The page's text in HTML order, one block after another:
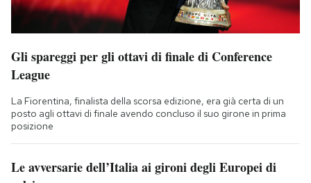
Gli spareggi per gli ottavi di finale di Conference
League
La Fiorentina, finalista della scorsa edizione, era già certa di un
posto agli ottavi di finale avendo concluso il suo girone in prima
posizione
Le avversarie dell’Italia ai gironi degli Europei di